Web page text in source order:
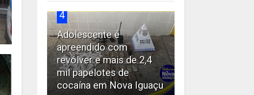
4
Adolescente é
apreendido com
revólver e mais de 2,4
mil papelotes de
cocaína em Nova Iguaçu